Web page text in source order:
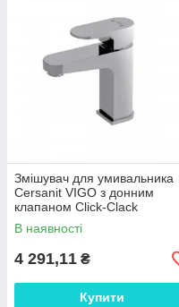
Змішувач для умивальника
Cersanit VIGO з донним
клапаном Click-Clack
В наявності
4 291,11 ₴
Купити